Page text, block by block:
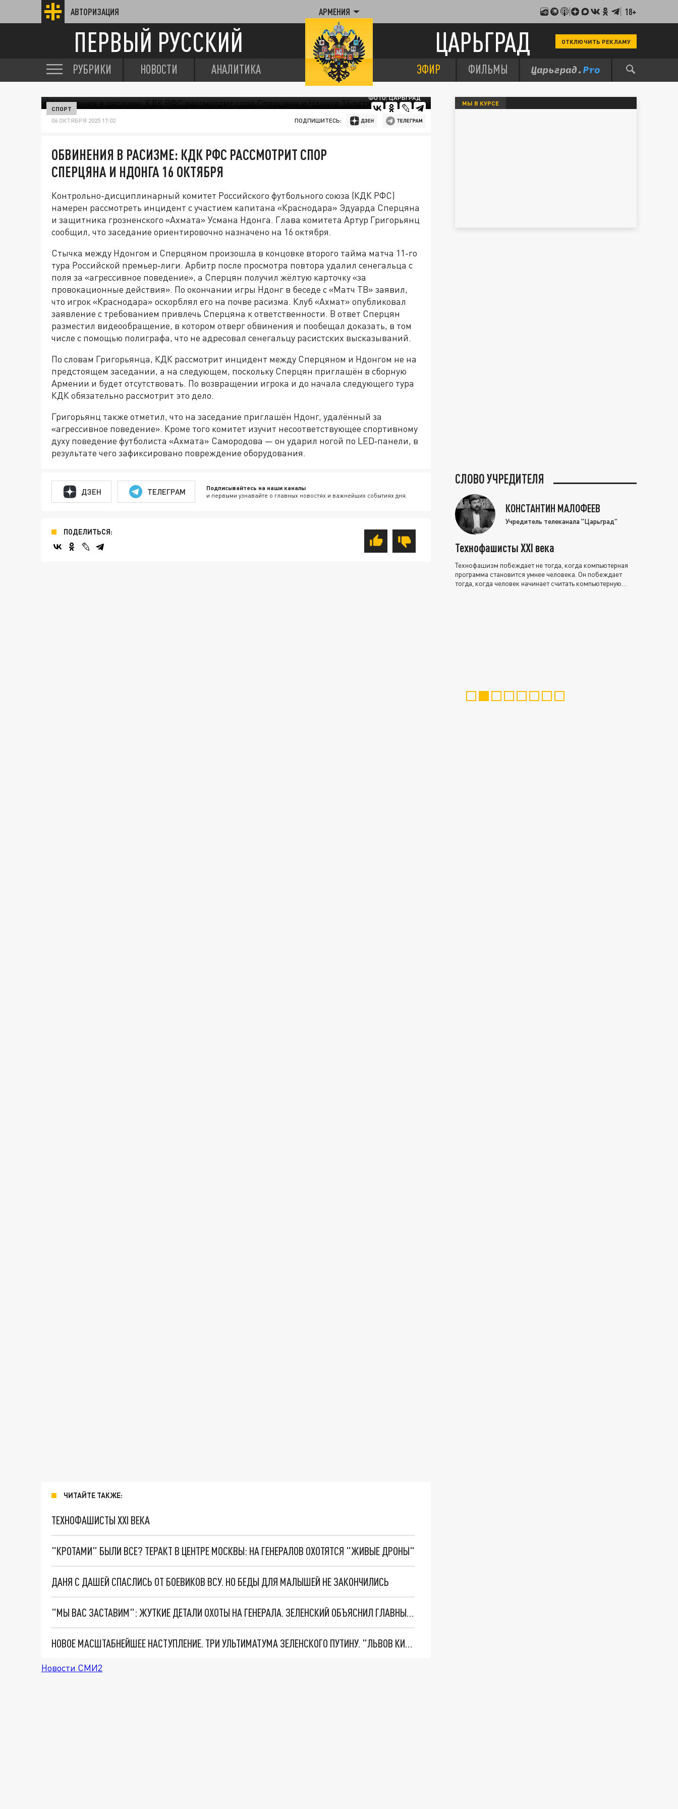
АВТОРИЗАЦИЯ АРМЕНИЯ 18+
ПЕРВЫЙ РУССКИЙ ЦАРЬГРАД ОТКЛЮЧИТЬ РЕКЛАМУ
РУБРИКИ НОВОСТИ АНАЛИТИКА ЭФИР ФИЛЬМЫ
ФОТО: ЦАРЬГРАД
СПОРТ
06 ОКТЯБРЯ 2025 17:02 ПОДПИШИТЕСЬ:
ОБВИНЕНИЯ В РАСИЗМЕ: КДК РФС РАССМОТРИТ СПОР
СПЕРЦЯНА И НДОНГА 16 ОКТЯБРЯ
Контрольно-дисциплинарный комитет Российского футбольного союза (КДК РФС)
намерен рассмотреть инцидент с участием капитана «Краснодара» Эдуарда Сперцяна
и защитника грозненского «Ахмата» Усмана Ндонга. Глава комитета Артур Григорьянц
сообщил, что заседание ориентировочно назначено на 16 октября.
Стычка между Ндонгом и Сперцяном произошла в концовке второго тайма матча 11-го
тура Российской премьер‑лиги. Арбитр после просмотра повтора удалил сенегальца с
поля за «агрессивное поведение», а Сперцян получил жёлтую карточку «за
провокационные действия». По окончании игры Ндонг в беседе с «Матч ТВ» заявил,
что игрок «Краснодара» оскорблял его на почве расизма. Клуб «Ахмат» опубликовал
заявление с требованием привлечь Сперцяна к ответственности. В ответ Сперцян
разместил видеообращение, в котором отверг обвинения и пообещал доказать, в том
числе с помощью полиграфа, что не адресовал сенегальцу расистских высказываний.
По словам Григорьянца, КДК рассмотрит инцидент между Сперцяном и Ндонгом не на
предстоящем заседании, а на следующем, поскольку Сперцян приглашён в сборную
Армении и будет отсутствовать. По возвращении игрока и до начала следующего тура
КДК обязательно рассмотрит это дело.
Григорьянц также отметил, что на заседание приглашён Ндонг, удалённый за
«агрессивное поведение». Кроме того комитет изучит несоответствующее спортивному
духу поведение футболиста «Ахмата» Самородова — он ударил ногой по LED‑панели, в
результате чего зафиксировано повреждение оборудования.
ДЗЕН ТЕЛЕГРАМ Подписывайтесь на наши каналы
и первыми узнавайте о главных новостях и важнейших событиях дня.
ПОДЕЛИТЬСЯ:
ЧИТАЙТЕ ТАКЖЕ:
ТЕХНОФАШИСТЫ XXI ВЕКА
"КРОТАМИ" БЫЛИ ВСЕ? ТЕРАКТ В ЦЕНТРЕ МОСКВЫ: НА ГЕНЕРАЛОВ ОХОТЯТСЯ "ЖИВЫЕ ДРОНЫ"
ДАНЯ С ДАШЕЙ СПАСЛИСЬ ОТ БОЕВИКОВ ВСУ. НО БЕДЫ ДЛЯ МАЛЫШЕЙ НЕ ЗАКОНЧИЛИСЬ
"МЫ ВАС ЗАСТАВИМ": ЖУТКИЕ ДЕТАЛИ ОХОТЫ НА ГЕНЕРАЛА. ЗЕЛЕНСКИЙ ОБЪЯСНИЛ ГЛАВНЫЙ СМЫСЛ ТЕРАКТА В ЦЕНТРЕ МОСКВЫ
НОВОЕ МАСШТАБНЕЙШЕЕ НАСТУПЛЕНИЕ. ТРИ УЛЬТИМАТУМА ЗЕЛЕНСКОГО ПУТИНУ. "ЛЬВОВ КИМА" ПОСТАВЯТ НА ПВО? ГЛОБАЛЬНЫЙ ПРОРЫВ ПОД ЗАПОРОЖЬЕМ
Новости СМИ2
МЫ В КУРСЕ
СЛОВО УЧРЕДИТЕЛЯ
КОНСТАНТИН МАЛОФЕЕВ
Учредитель телеканала "Царьград"
Технофашисты XXI века
Технофашизм побеждает не тогда, когда компьютерная
программа становится умнее человека. Он побеждает
тогда, когда человек начинает считать компьютерную